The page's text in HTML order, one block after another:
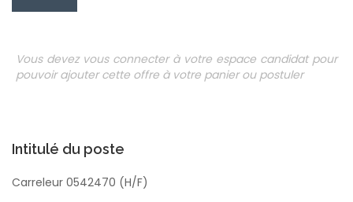
Vous devez vous connecter à votre espace candidat pour
pouvoir ajouter cette offre à votre panier ou postuler
Intitulé du poste
Carreleur 0542470 (H/F)